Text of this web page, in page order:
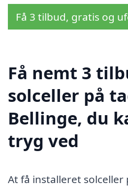
Få 3 tilbud, gratis og
Få nemt 3
solceller på
Bellinge, du
tryg ved
At få installeret solceller